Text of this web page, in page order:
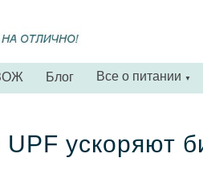
Блог Все о питании ▼
ускоряют